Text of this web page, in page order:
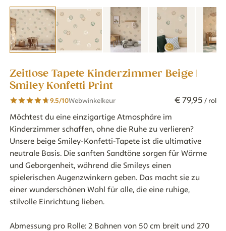
Zeitlose Tapete Kinderzimmer Beige |
Smiley Konfetti Print
9.5/10Webwinkelkeur €79,95 / rol
Möchtest du eine einzigartige Atmosphäre im
Kinderzimmer schaffen, ohne die Ruhe zu verlieren?
Unsere beige Smiley-Konfetti-Tapete ist die ultimative
neutrale Basis. Die sanften Sandtöne sorgen für Wärme
und Geborgenheit, während die Smileys einen
spielerischen Augenzwinkern geben. Das macht sie zu
einer wunderschönen Wahl für alle, die eine ruhige,
stilvolle Einrichtung lieben.
Abmessung pro Rolle: 2 Bahnen von 50 cm breit und 270